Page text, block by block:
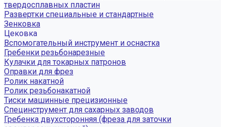
твердосплавных пластин
Развертки специальные и стандартные
Зенковка
Цековка
Вспомогательный инструмент и оснастка
Гребенки резьбонарезные
Кулачки для токарных патронов
Оправки для фрез
Ролик накатной
Ролик резьбонакатной
Тиски машинные прецизионные
Специнструмент для сахарных заводов
Гребенка двухсторонняя (фреза для заточки